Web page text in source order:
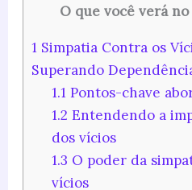
O que você verá
1Simpatia Contra os
Superando
1.1 Pontos-chave
1.2 Entendendo a
dos vícios
1.3 O poder da
vícios